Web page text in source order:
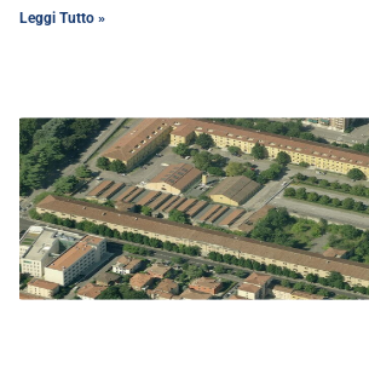
Leggi Tutto »